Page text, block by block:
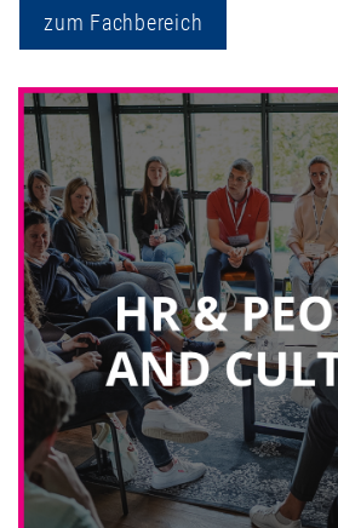
zum Fachbereich